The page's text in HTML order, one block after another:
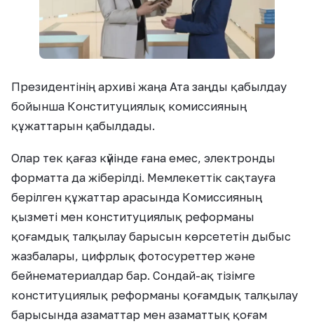
Президентінің архиві жаңа Ата заңды қабылдау
бойынша Конституциялық комиссияның
құжаттарын қабылдады.
Олар тек қағаз күйінде ғана емес, электронды
форматта да жіберілді. Мемлекеттік сақтауға
берілген құжаттар арасында Комиссияның
қызметі мен конституциялық реформаны
қоғамдық талқылау барысын көрсететін дыбыс
жазбалары, цифрлық фотосуреттер және
бейнематериалдар бар. Сондай-ақ тізімге
конституциялық реформаны қоғамдық талқылау
барысында азаматтар мен азаматтық қоғам